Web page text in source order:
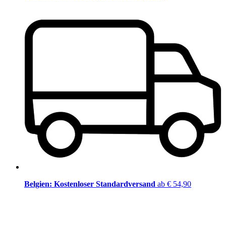
Belgien: Kostenloser Standardversand ab € 54,90